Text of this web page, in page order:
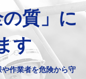
質」に
す
や作業者を危険から守